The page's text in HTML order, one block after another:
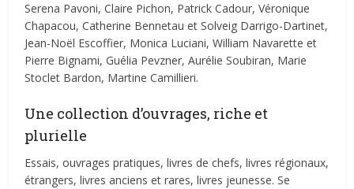
Serena Pavoni, Claire Pichon, Patrick Cadour, Véronique
Chapacou, Catherine Bennetau et Solveig Darrigo-Dartinet,
Jean-Noël Escoffier, Monica Luciani, William Navarette et
Pierre Bignami, Guélia Pevzner, Aurélie Soubiran, Marie
Stoclet Bardon, Martine Camillieri.
Une collection d’ouvrages, riche et
plurielle
Essais, ouvrages pratiques, livres de chefs, livres régionaux,
étrangers, livres anciens et rares, livres jeunesse. Se